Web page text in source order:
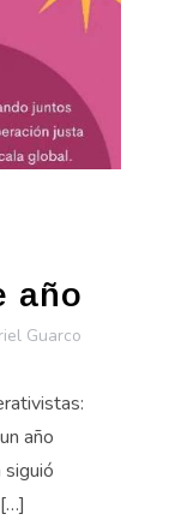
año
Guarco
año